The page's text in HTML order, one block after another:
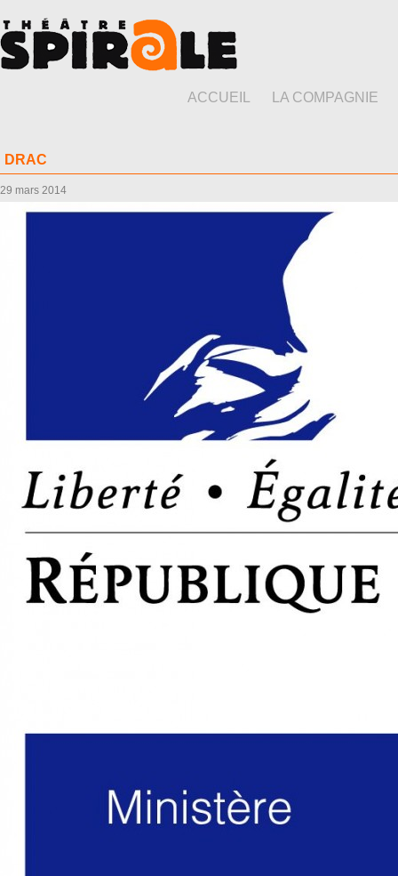
ACCUEIL LA COMPAGNIE
DRAC
29 mars 2014